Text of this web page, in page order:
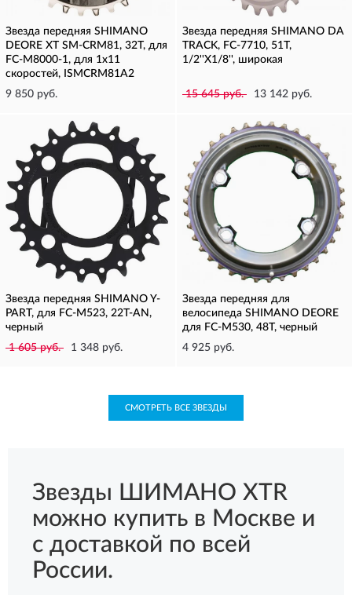
Звезда передняя SHIMANO
DEORE XT SM-CRM81, 32T, для
FC-M8000-1, для 1x11
скоростей, ISMCRM81A2
9 850 руб.
Звезда передняя SHIMANO DA
TRACK, FC-7710, 51T,
1/2''X1/8'', широкая
15 645 руб. 13 142 руб.
Звезда передняя SHIMANO Y-
PART, для FC-M523, 22T-AN,
черный
1 605 руб.
1 348 руб.
Звезда передняя для
велосипеда SHIMANO DEORE
для FC-M530, 48T, черный
4 925 руб.
СМОТРЕТЬ ВСЕ ЗВЕЗДЫ
Звезды ШИМАНО XTR
можно купить в Москве и
с доставкой по всей
России.